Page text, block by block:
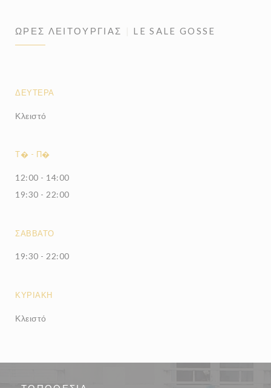
ΏΡΕΣ ΛΕΙΤΟΥΡΓΊΑΣ LE SALE GOSSE
ΔΕΥΤΈΡΑ
Κλειστό
Τ� - Π�
12:00 - 14:00
19:30 - 22:00
ΣΆΒΒΑΤΟ
19:30 - 22:00
ΚΥΡΙΑΚΉ
Κλειστό